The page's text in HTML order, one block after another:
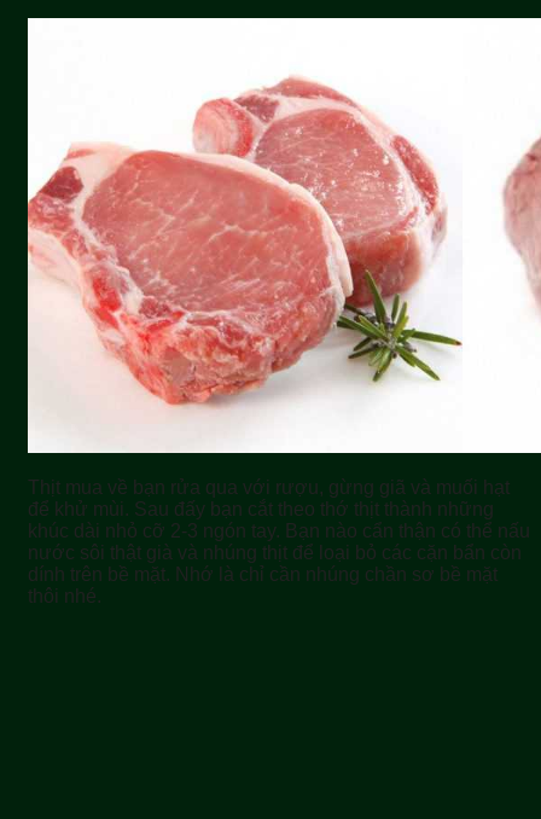
Thịt mua về bạn rửa qua với rượu, gừng giã và muối hạt
để khử mùi. Sau đấy bạn cắt theo thớ thịt thành những
khúc dài nhỏ cỡ 2-3 ngón tay. Bạn nào cẩn thận có thể nấu
nước sôi thật già và nhúng thịt để loại bỏ các cặn bẩn còn
dính trên bề mặt. Nhớ là chỉ cần nhúng chần sơ bề mặt
thôi nhé.